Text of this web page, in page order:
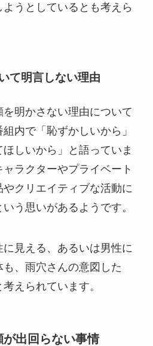
うとしているとも考えら
て明言しない理由
明かさない理由について
内で「恥ずかしいから」
ほしいから」と語っていま
ラクターやプライベート
クリエイティブな活動に
う思いがあるようです。
見える、あるいは男性に
、雨穴さんの意図した
えられています。
出回らない事情